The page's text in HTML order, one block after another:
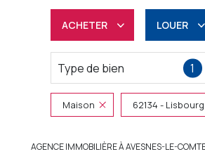
ACHETER
Résidentiel
Professionnel
LOUER
à
Type de bien 1
Maison 62134 - Lisbourg
AGENCE IMMOBILIÈRE À AVESNES-LE-